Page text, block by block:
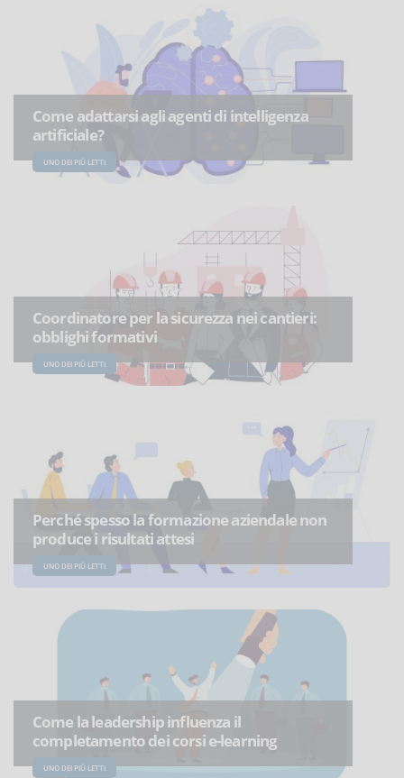
Come adattarsi agli agenti di intelligenza
artificiale?
UNO DEI PIÙ LETTI
Coordinatore per la sicurezza nei cantieri:
obblighi formativi
UNO DEI PIÙ LETTI
Perché spesso la formazione aziendale non
produce i risultati attesi
UNO DEI PIÙ LETTI
Come la leadership influenza il
completamento dei corsi e-learning
UNO DEI PIÙ LETTI